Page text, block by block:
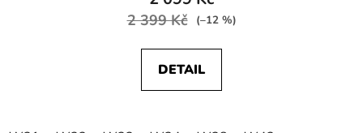
2 399 Kč (–12 %)
DETAIL